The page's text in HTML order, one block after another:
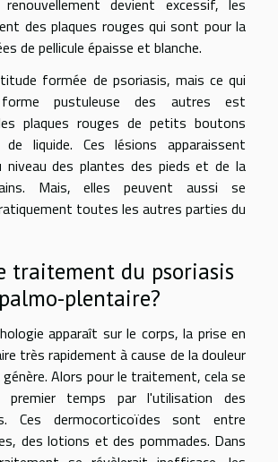
des plaques rouges qui sont pour la
de pellicule épaisse et blanche.
formée de psoriasis, mais ce qui
pustuleuse des autres est
plaques rouges de petits boutons
liquide. Ces lésions apparaissent
niveau des plantes des pieds et de la
Mais, elles peuvent aussi se
toutes les autres parties du
traitement du psoriasis
plentaire?
apparaît sur le corps, la prise en
très rapidement à cause de la douleur
Alors pour le traitement, cela se
premier temps par l'utilisation des
Ces dermocorticoïdes sont entre
des lotions et des pommades. Dans